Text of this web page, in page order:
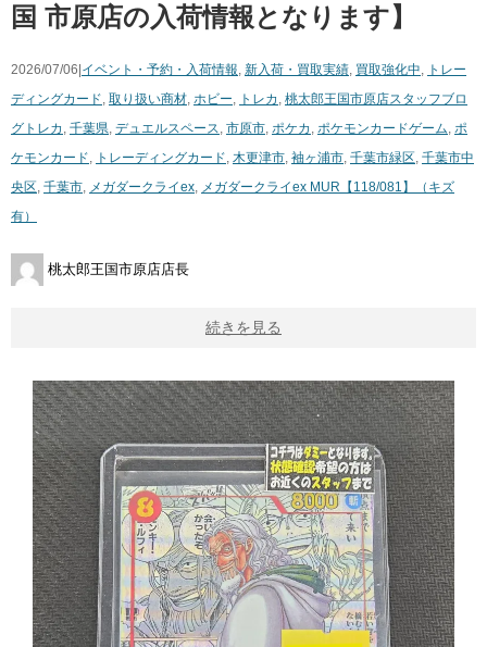
国 市原店の入荷情報となります】
2026/07/06|イベント・予約・入荷情報 新入荷・買取実績 買取強化中
トレー
ディングカード 取り扱い商材 ホビー トレカ 桃太郎王国市原店スタッフブロ
グ トレカ 千葉県 デュエルスペース 市原市 ポケカ ポケモンカードゲーム ポ
ケモンカード
トレーディングカード 木更津市 袖ヶ浦市 千葉市緑区 千葉市中
央区 千葉市 メガダークライex
メガダークライex MUR【118/081】（キズ
有）
桃太郎王国市原店店長
続きを見る